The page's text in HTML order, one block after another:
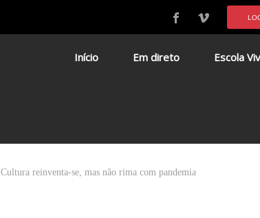
Início Em direto Escola
Cultura reinventa-se, mas não rima com pandemia